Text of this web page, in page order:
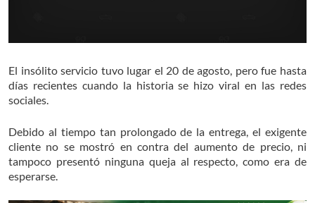
El insólito servicio tuvo lugar el 20 de agosto, pero fue hasta
días recientes cuando la historia se hizo viral en las redes
sociales.
Debido al tiempo tan prolongado de la entrega, el exigente
cliente no se mostró en contra del aumento de precio, ni
tampoco presentó ninguna queja al respecto, como era de
esperarse.